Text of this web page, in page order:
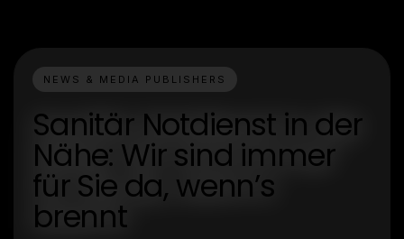
NEWS & MEDIA PUBLISHERS
Sanitär Notdienst in der
Nähe: Wir sind immer
für Sie da, wenn’s
brennt